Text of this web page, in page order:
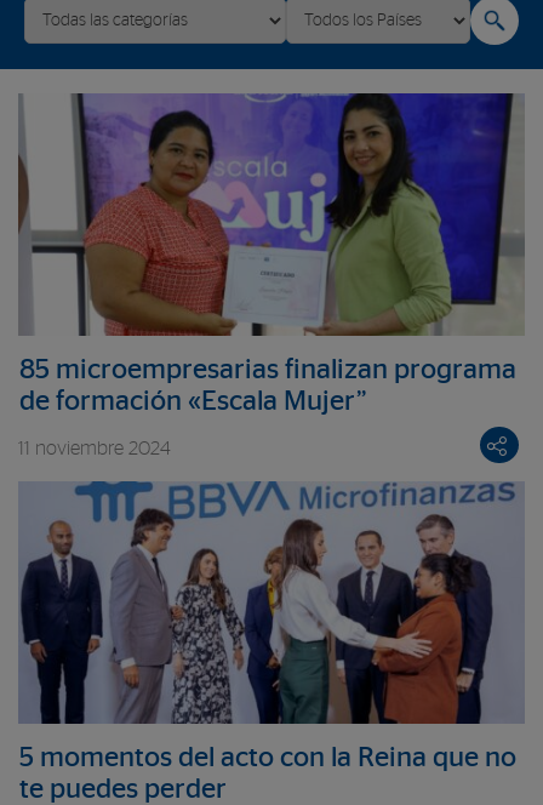
85 microempresarias finalizan programa
de formación «Escala Mujer”
11 noviembre 2024
5 momentos del acto con la Reina que no
te puedes perder